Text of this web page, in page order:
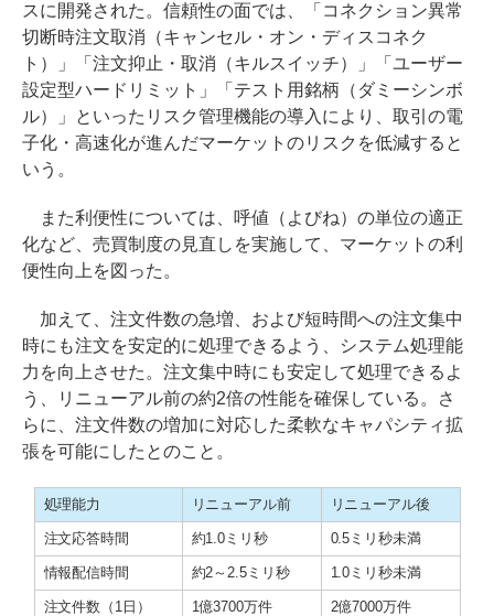
スに開発された。信頼性の面では、「コネクション異常
切断時注文取消（キャンセル・オン・ディスコネク
ト）」「注文抑止・取消（キルスイッチ）」「ユーザー
設定型ハードリミット」「テスト用銘柄（ダミーシンボ
ル）」といったリスク管理機能の導入により、取引の電
子化・高速化が進んだマーケットのリスクを低減すると
いう。
また利便性については、呼値（よびね）の単位の適正
化など、売買制度の見直しを実施して、マーケットの利
便性向上を図った。
加えて、注文件数の急増、および短時間への注文集中
時にも注文を安定的に処理できるよう、システム処理能
力を向上させた。注文集中時にも安定して処理できるよ
う、リニューアル前の約2倍の性能を確保している。さ
らに、注文件数の増加に対応した柔軟なキャパシティ拡
張を可能にしたとのこと。
処理能力 リニューアル前 リニューアル後
注文応答時間 約1.0ミリ秒 0.5ミリ秒未満
情報配信時間 約2～2.5ミリ秒 1.0ミリ秒未満
注文件数（1日） 1億3700万件 2億7000万件